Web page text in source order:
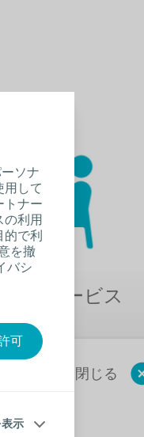
ソナ
用して
トナー
利用
で利
を撤
バシ
可
示
ングサービス
閉じる